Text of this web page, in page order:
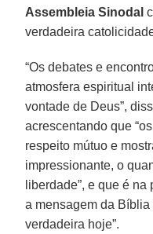
Assembleia Sinodal
verdadeira
“Os debates e
atmosfera espiritual
vontade de Deus”,
acrescentando que
respeito mútuo e
impressionante, o
liberdade”, e que é
a mensagem da Bíblia
verdadeira hoje”.